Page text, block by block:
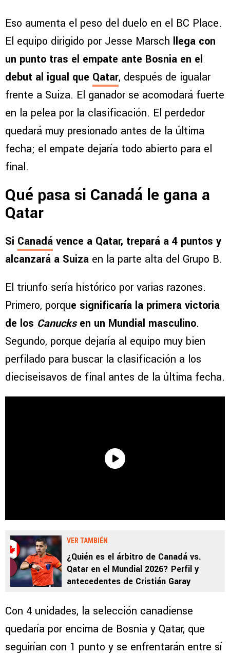
Eso aumenta el peso del duelo en el BC Place.
El equipo dirigido por Jesse Marsch llega con
un punto tras el empate ante Bosnia en el
debut al igual que Qatar, después de igualar
frente a Suiza. El ganador se acomodará fuerte
en la pelea por la clasificación. El perdedor
quedará muy presionado antes de la última
fecha; el empate dejaría todo abierto para el
final.
Qué pasa si Canadá le gana a
Qatar
Si Canadá vence a Qatar, trepará a 4 puntos y
alcanzará a Suiza en la parte alta del Grupo B.
El triunfo sería histórico por varias razones.
Primero, porque significaría la primera victoria
de los Canucksen un Mundial masculino.
Segundo, porque dejaría al equipo muy bien
perfilado para buscar la clasificación a los
dieciseisavos de final antes de la última fecha.
VER TAMBIÉN
¿Quién es el árbitro de Canadá vs.
Qatar en el Mundial 2026? Perfil y
antecedentes de Cristián Garay
Con 4 unidades, la selección canadiense
quedaría por encima de Bosnia y Qatar, que
seguirían con 1 punto y se enfrentarán entre sí